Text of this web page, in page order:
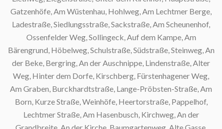
Gatzenhöfe, Am Wüstenhau, Hohlweg, Am Lechtmer Berge,
Ladestraße, Siedlungsstraße, Sackstraße, Am Scheunenhof,
Ossenfelder Weg, Sollingeck, Auf dem Kampe, Am
Bärengrund, Höbelweg, Schulstraße, Südstraße, Steinweg, An
der Beke, Bergring, An der Auschnippe, Lindenstraße, Alter
Weg, Hinter dem Dorfe, Kirschberg, Fürstenhagener Weg,
Am Graben, Burckhardtstraße, Lange-Pröbsten-Straße, Am
Born, Kurze Straße, Weinhöfe, Heertorstraße, Pappelhof,
Lechtmer Straße, Am Hasenbusch, Kirchweg, An der